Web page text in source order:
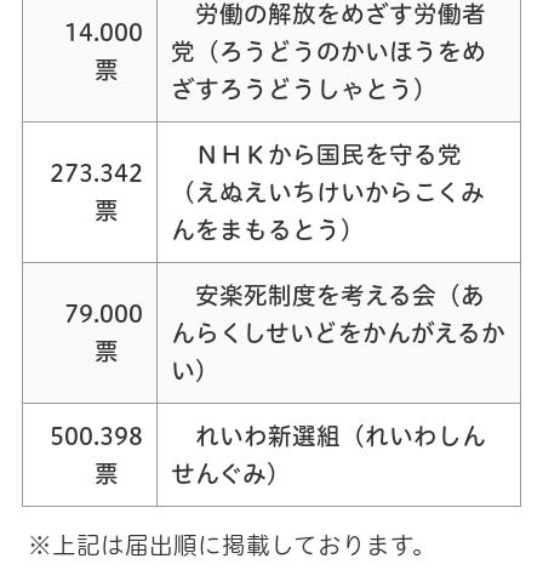
14.000
票
労働の解放をめざす労働者
党（ろうどうのかいほうをめ
ざすろうどうしゃとう）
273.342
票
ＮＨＫから国民を守る党
（えぬえいちけいからこくみ
んをまもるとう）
79.000
票
安楽死制度を考える会（あ
んらくしせいどをかんがえるか
い）
500.398
票
れいわ新選組（れいわしん
せんぐみ）
※上記は届出順に掲載しております。